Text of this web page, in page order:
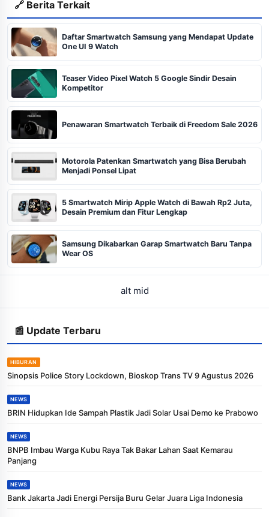
🔗 Berita Terkait
Daftar Smartwatch Samsung yang Mendapat Update
One UI 9 Watch
Teaser Video Pixel Watch 5 Google Sindir Desain
Kompetitor
Penawaran Smartwatch Terbaik di Freedom Sale 2026
Motorola Patenkan Smartwatch yang Bisa Berubah
Menjadi Ponsel Lipat
5 Smartwatch Mirip Apple Watch di Bawah Rp2 Juta,
Desain Premium dan Fitur Lengkap
Samsung Dikabarkan Garap Smartwatch Baru Tanpa
Wear OS
alt mid
📰 Update Terbaru
HIBURAN
Sinopsis Police Story Lockdown, Bioskop Trans TV 9 Agustus 2026
NEWS
BRIN Hidupkan Ide Sampah Plastik Jadi Solar Usai Demo ke Prabowo
NEWS
BNPB Imbau Warga Kubu Raya Tak Bakar Lahan Saat Kemarau
Panjang
NEWS
Bank Jakarta Jadi Energi Persija Buru Gelar Juara Liga Indonesia